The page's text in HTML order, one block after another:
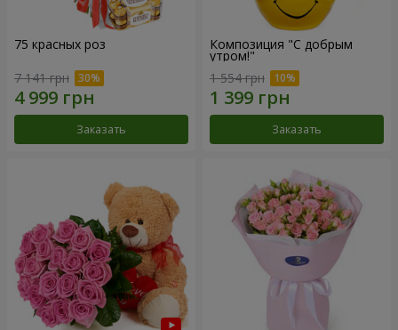
75 красных роз
7 141 грн
Заказать
Композиция "С добрым
утром!"
1 554 грн
Заказать